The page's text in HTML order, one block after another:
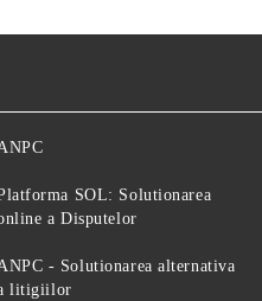
SOL: Solutionarea
a Disputelor
- Solutionarea alternativa
litigiilor